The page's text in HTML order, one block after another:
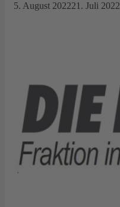
5. August 202221. Juli 2022